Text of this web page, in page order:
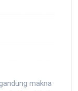
makna